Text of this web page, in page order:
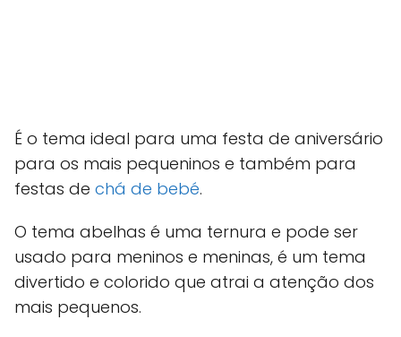
É o tema ideal para uma festa de aniversário
para os mais pequeninos e também para
festas de chá de bebé.
O tema abelhas é uma ternura e pode ser
usado para meninos e meninas, é um tema
divertido e colorido que atrai a atenção dos
mais pequenos.